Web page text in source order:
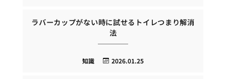
ラバーカップがない時に試せるトイレつまり解消
法
2026.01.25
知識